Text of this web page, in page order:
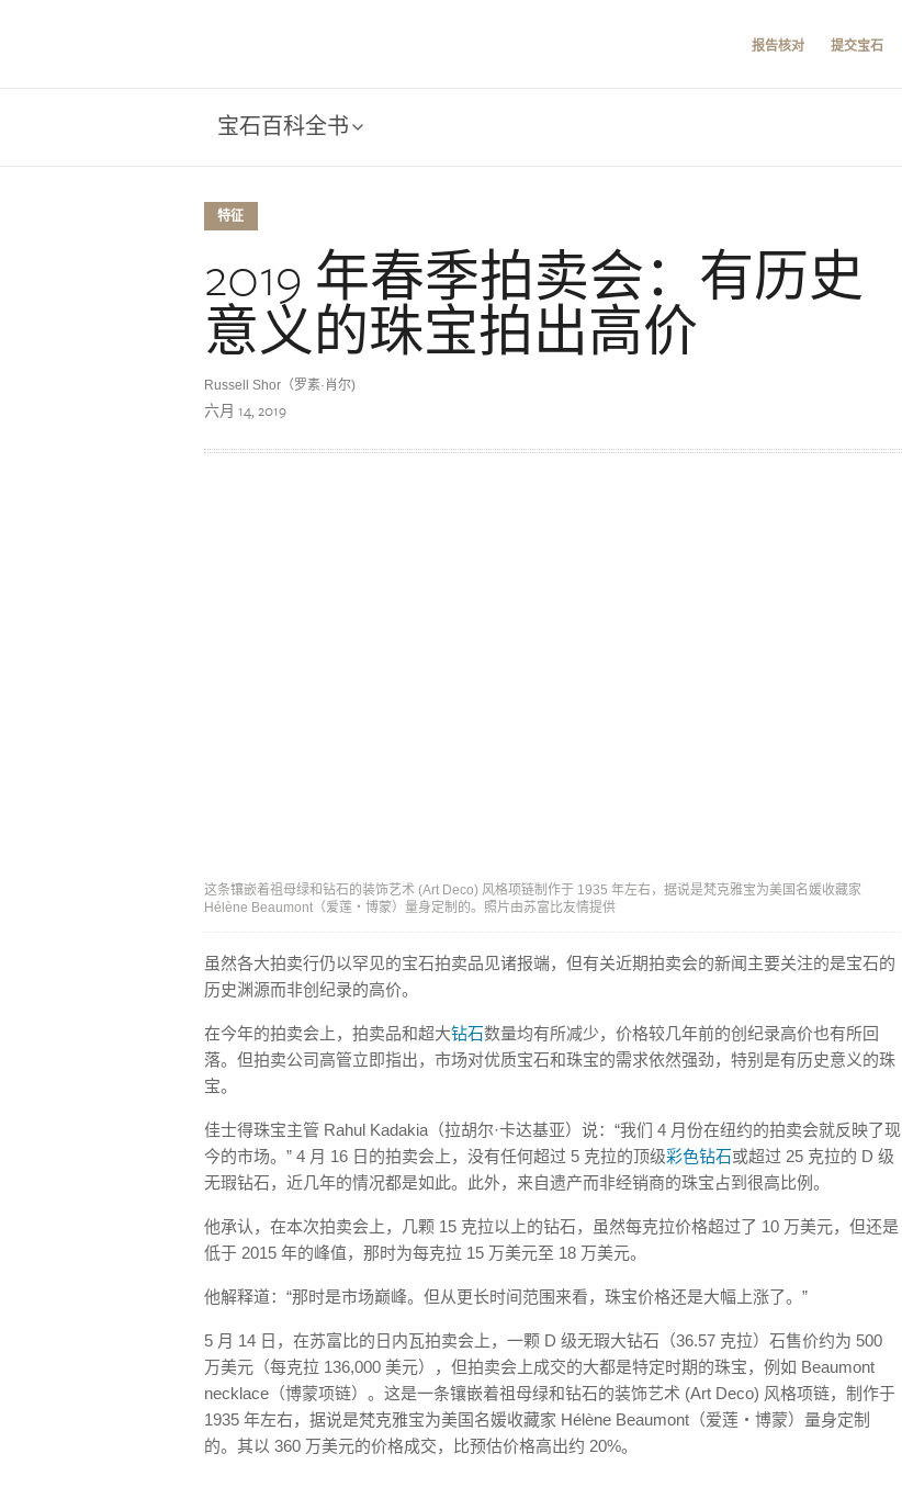
报告核对 提交宝石
宝石百科全书
特征
2019 年春季拍卖会：有历史
意义的珠宝拍出高价
Russell Shor（罗素·肖尔)
六月 14, 2019
这条镶嵌着祖母绿和钻石的装饰艺术 (Art Deco) 风格项链制作于 1935 年左右，据说是梵克雅宝为美国名媛收藏家
Hélène Beaumont（爱莲・博蒙）量身定制的。照片由苏富比友情提供
虽然各大拍卖行仍以罕见的宝石拍卖品见诸报端，但有关近期拍卖会的新闻主要关注的是宝石的
历史渊源而非创纪录的高价。
在今年的拍卖会上，拍卖品和超大钻石数量均有所减少，价格较几年前的创纪录高价也有所回
落。但拍卖公司高管立即指出，市场对优质宝石和珠宝的需求依然强劲，特别是有历史意义的珠
宝。
佳士得珠宝主管 Rahul Kadakia（拉胡尔·卡达基亚）说：“我们 4 月份在纽约的拍卖会就反映了现
今的市场。” 4 月 16 日的拍卖会上，没有任何超过 5 克拉的顶级彩色钻石或超过 25 克拉的 D 级
无瑕钻石，近几年的情况都是如此。此外，来自遗产而非经销商的珠宝占到很高比例。
他承认，在本次拍卖会上，几颗 15 克拉以上的钻石，虽然每克拉价格超过了 10 万美元，但还是
低于 2015 年的峰值，那时为每克拉 15 万美元至 18 万美元。
他解释道：“那时是市场巅峰。但从更长时间范围来看，珠宝价格还是大幅上涨了。”
5 月 14 日，在苏富比的日内瓦拍卖会上，一颗 D 级无瑕大钻石（36.57 克拉）石售价约为 500
万美元（每克拉 136,000 美元），但拍卖会上成交的大都是特定时期的珠宝，例如 Beaumont
necklace（博蒙项链）。这是一条镶嵌着祖母绿和钻石的装饰艺术 (Art Deco) 风格项链，制作于
1935 年左右，据说是梵克雅宝为美国名媛收藏家 Hélène Beaumont（爱莲・博蒙）量身定制
的。其以 360 万美元的价格成交，比预估价格高出约 20%。